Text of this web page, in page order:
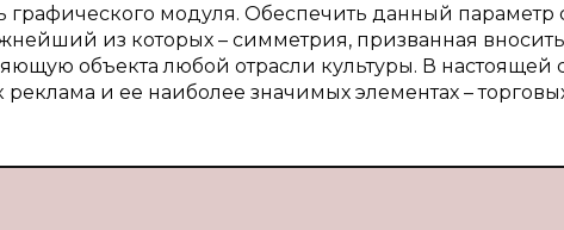
графического модуля. Обеспечить данный
из которых – симметрия, призванная
объекта любой отрасли культуры. В настоящей
и ее наиболее значимых элементах –